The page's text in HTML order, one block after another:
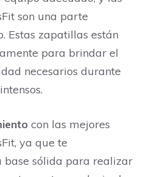
son una parte
Estas zapatillas están
para brindar el
necesarios durante
con las mejores
ya que te
base sólida para realizar